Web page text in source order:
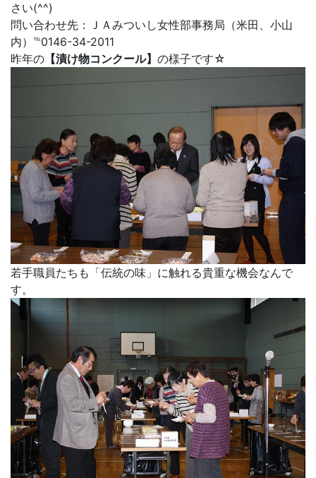
さい(^^)
問い合わせ先：ＪＡみついし女性部事務局（米田、小山
内）℡0146-34-2011
昨年の 【漬け物コンクール】 の様子です☆
若手職員たちも「伝統の味」に触れる貴重な機会なんで
す。